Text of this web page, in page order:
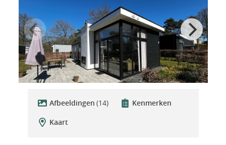
Afbeeldingen (14)
Kenmerken
Kaart